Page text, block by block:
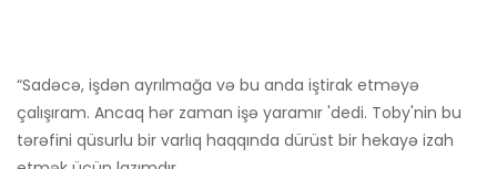
“Sadəcə, işdən ayrılmağa və bu anda iştirak etməyə
çalışıram. Ancaq hər zaman işə yaramır 'dedi. Toby'nin bu
tərəfini qüsurlu bir varlıq haqqında dürüst bir hekayə izah